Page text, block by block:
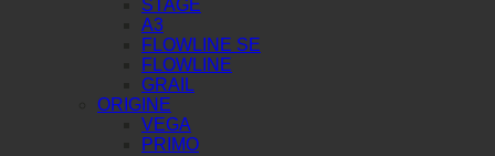
STAGE
A3
FLOWLINE SE
FLOWLINE
GRAIL
ORIGINE
VEGA
PRIMO